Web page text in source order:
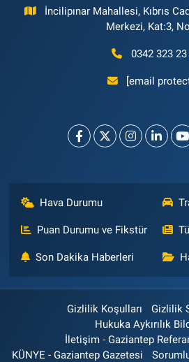
İncilipınar Mahallesi, Kıbrıs
Merkezi, Kat:3,
0342 323 23
[email
Hava Durumu
Puan Durumu ve Fikstür
Son Dakika Haberleri
Gizlilik Koşulları
Gizlilik
Hukuka Aykırılık
İletişim - Gaziantep
KÜNYE - Gaziantep Gazetesi